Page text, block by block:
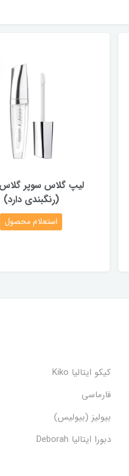
لیپ گلاس سوپر گلاس
(رنگبندی دارد)
استعلام محصول
کیکو ایتالیا Kiko
فارماسی
بیولیز (بیولیس)
دبورا ایتالیا Deborah